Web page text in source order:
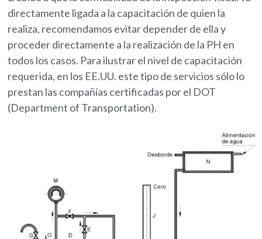
directamente ligada a la capacitación de quien la
realiza, recomendamos evitar depender de ella y
proceder directamente a la realización de la PH en
todos los casos. Para ilustrar el nivel de capacitación
requerida, en los EE.UU. este tipo de servicios sólo lo
prestan las compañías certificadas por el DOT
(Department of Transportation).